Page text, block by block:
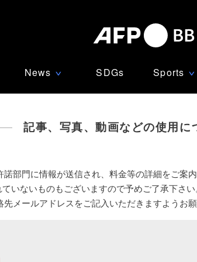
News ∨ SDGs Sports ∨
記事、写真、動画などの使用に
部門に情報が送信され、料金等の詳細をご案内
いないものもございますので予めご了承下さい
メールアドレスをご記入いただきますようお願